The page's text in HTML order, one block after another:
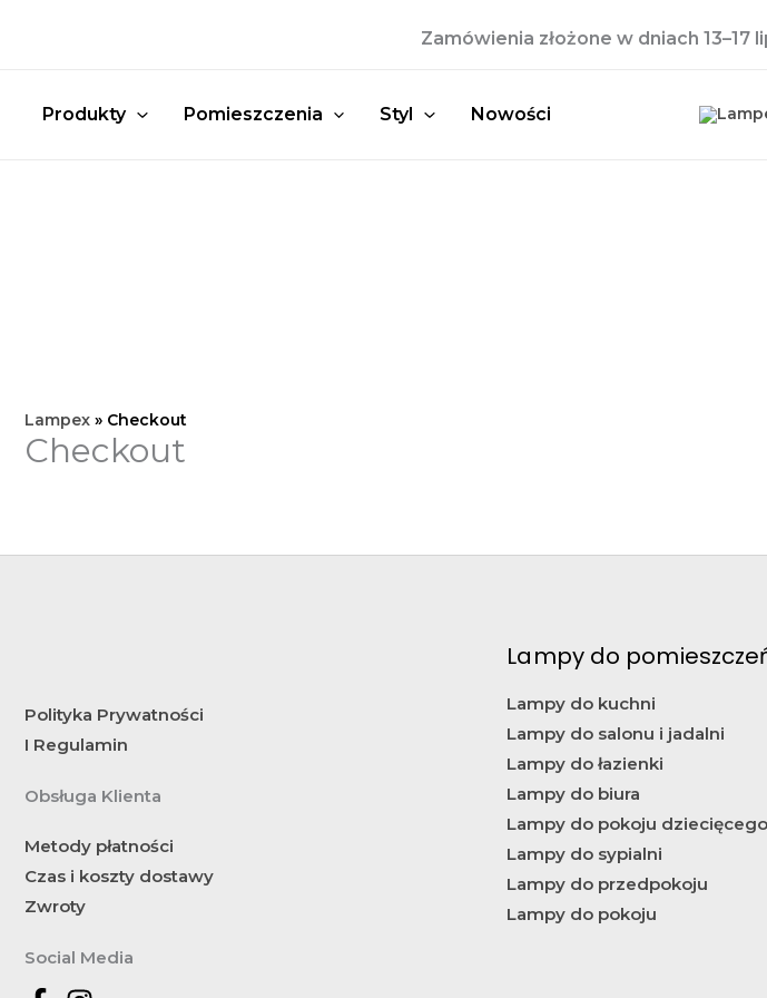
Zamówienia złożone w dniach
Produkty Pomieszczenia Styl Nowości
Lampex » Checkout
Checkout
Polityka Prywatności
I Regulamin
Obsługa Klienta
Metody płatności
Czas i koszty dostawy
Zwroty
Social Media
Lampy do
Lampy do kuchni
Lampy do salonu i jadalni
Lampy do łazienki
Lampy do biura
Lampy do pokoju dziecięcego
Lampy do sypialni
Lampy do przedpokoju
Lampy do pokoju